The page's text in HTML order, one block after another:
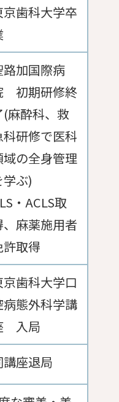
京歯科大学卒
路加国際病
初期研修終
(麻酔科、救
科研修で医科
域の全身管理
学ぶ)
・ACLS取
、麻薬施用者
許取得
京歯科大学口
病態外科学講
入局
講座退局